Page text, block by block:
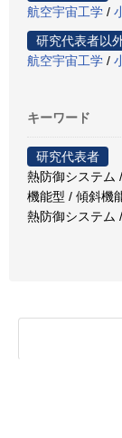
航空宇宙工学 /
研究代表者以
航空宇宙工学 /
キーワード
研究代表者
熱防御システム
機能型 / 傾斜機
熱防御システム